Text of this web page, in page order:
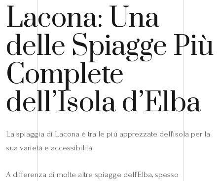
Lacona: Una
delle Spiagge Più
Complete
dell’Isola d’Elba
La spiaggia di Lacona è tra le più apprezzate dell’isola per la
sua varietà e accessibilità.
A differenza di molte altre spiagge dell’Elba, spesso